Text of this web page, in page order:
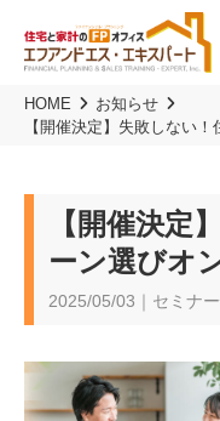
HOME
お知らせ
【開催決定】失敗しない
【開催決定
ーン選びオ
2025/05/03｜セミナ